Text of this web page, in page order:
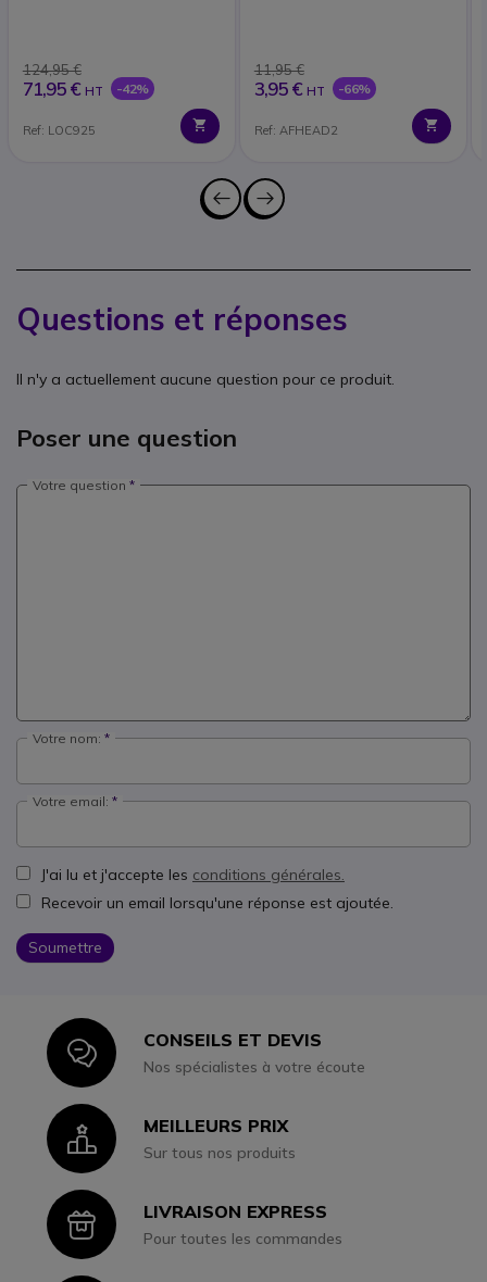
124,95 €
71,95 € HT -42%
Ref: LOC925
11,95 €
3,95 € HT -66%
Ref: AFHEAD2
Questions et réponses
Il n'y a actuellement aucune question pour ce produit.
Poser une question
Votre question
Votre nom:
Votre email:
J'ai lu et j'accepte les conditions générales.
Recevoir un email lorsqu'une réponse est ajoutée.
Soumettre
IconCONSEILS ET DEVIS
Nos spécialistes à votre écoute
IconMEILLEURS PRIX
Sur tous nos produits
IconLIVRAISON EXPRESS
Pour toutes les commandes